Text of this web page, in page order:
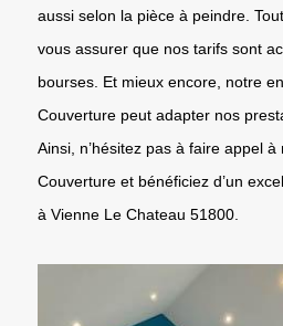
aussi selon la pièce à peindre.
vous assurer que nos tarifs sont
bourses. Et mieux encore, notre
Couverture peut adapter nos
Ainsi, n’hésitez pas à faire appel
Couverture et bénéficiez d’un
à Vienne Le Chateau 51800.